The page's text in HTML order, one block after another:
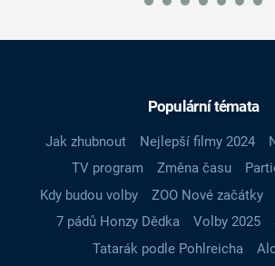
Populární témata
Jak zhubnout Nejlepší filmy 2024
TV program
Změna času
Kdy budou volby
ZOO Nové začátky
7 pádů Honzy Dědka
Volby 2025
Tatarák podle Pohlreicha